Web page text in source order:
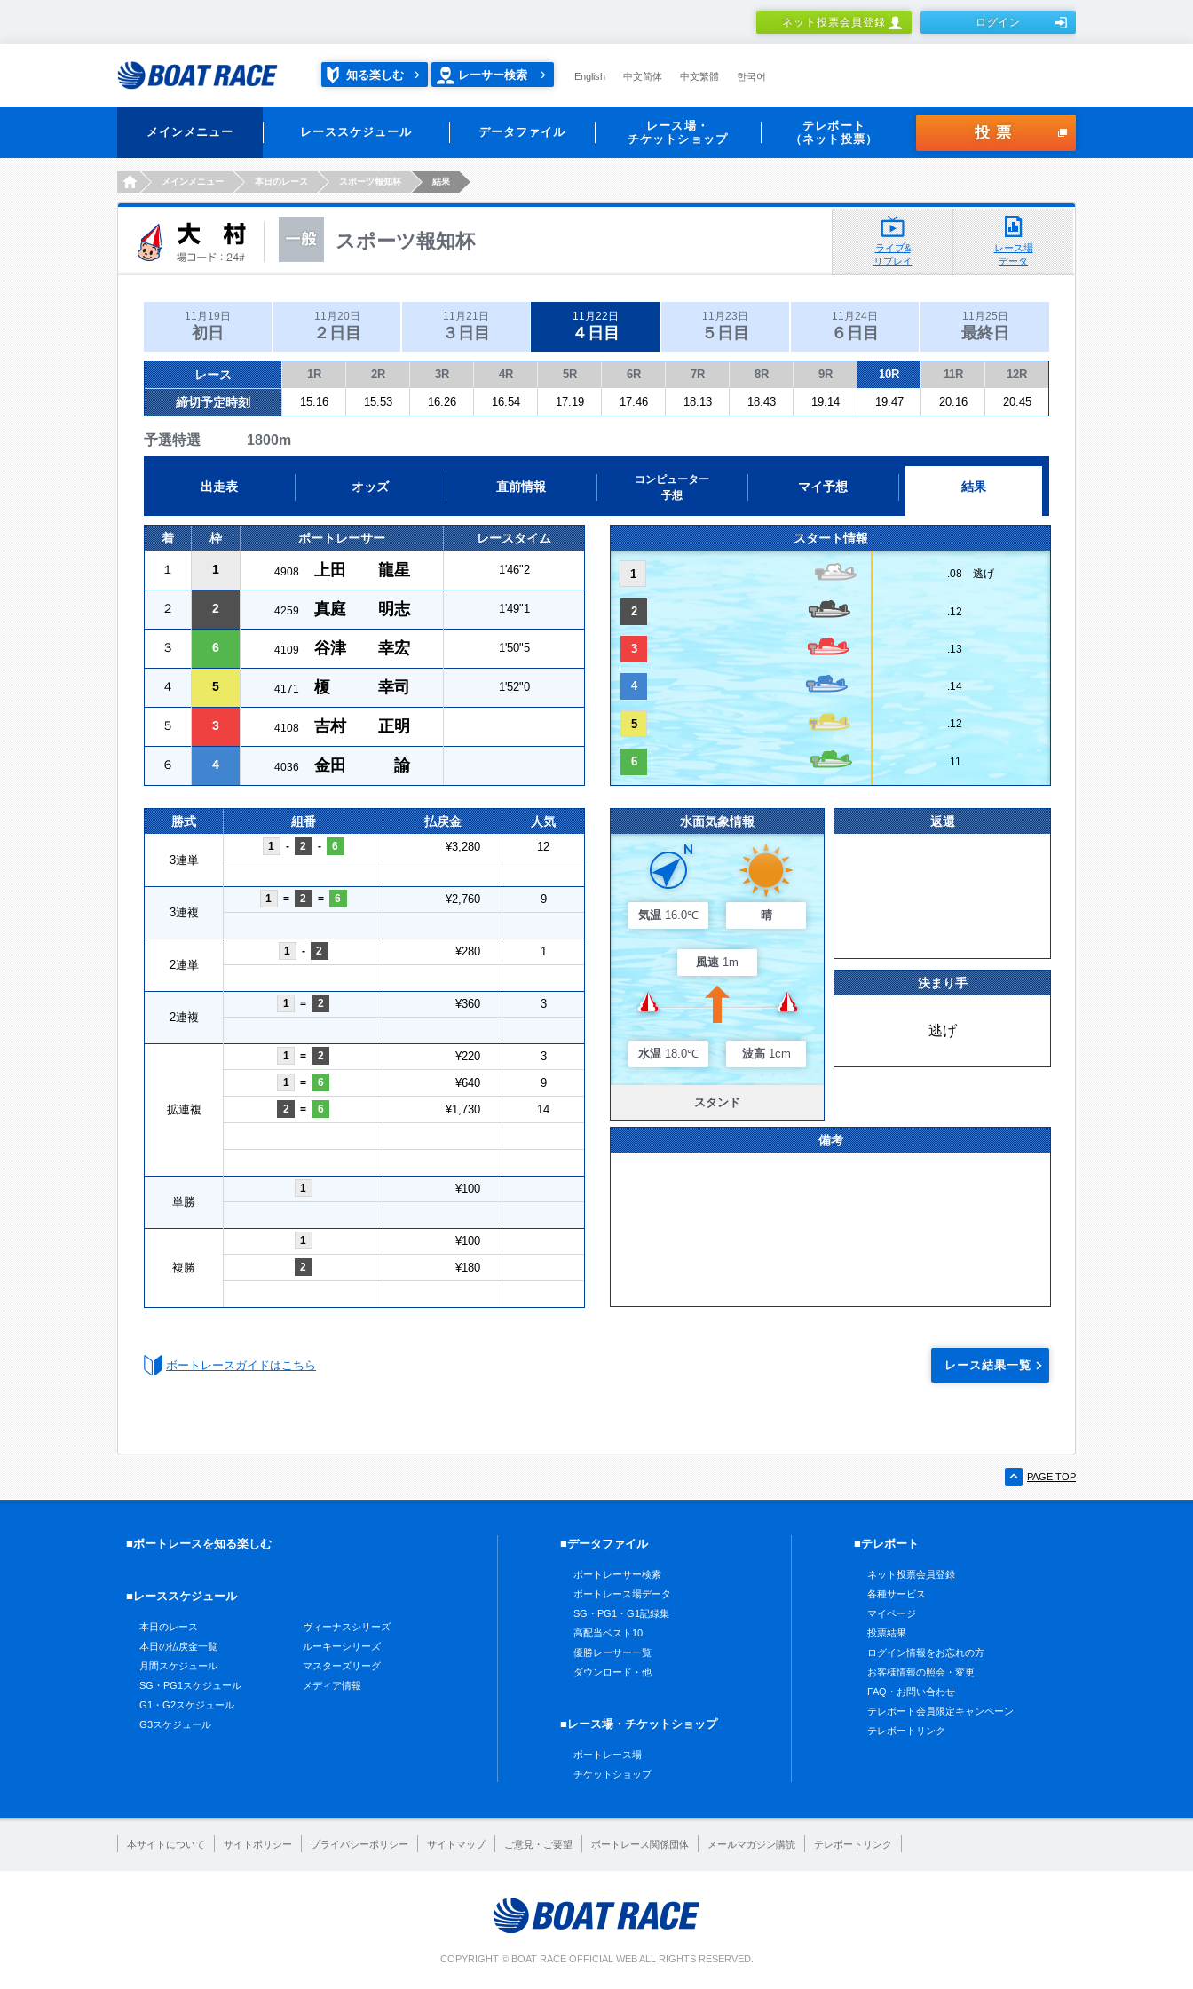
ネット投票会員登録 ログイン
知る楽しむ レーサー検索 English 中文简体 中文繁體 한국어
メインメニュー レーススケジュール データファイル
レース場・
チケットショップ
テレボート
（ネット投票）
投票
HOMEメインメニュー 本日のレース スポーツ報知杯 結果
スポーツ報知杯
ライブ&
リプレイ
レース場
データ
11月19日
初日
11月20日
２日目
11月21日
３日目
11月22日
４日目
11月23日
５日目
11月24日
６日目
11月25日
最終日
レース 1R 2R 3R 4R 5R 6R 7R 8R 9R 10R 11R 12R
締切予定時刻 15:16 15:53 16:26 16:54 17:19 17:46 18:13 18:43 19:14 19:47 20:16 20:45
予選特選 1800m
出走表 オッズ 直前情報
コンピューター
予想
マイ予想 結果
着 枠 ボートレーサー レースタイム
１ 1 4908 上田 龍星 1'46"2
２ 2 4259 真庭 明志 1'49"1
３ 6 4109 谷津 幸宏 1'50"5
４ 5 4171 榎 幸司 1'52"0
５ 3 4108 吉村 正明
６ 4 4036 金田 諭
スタート情報
1 .08 逃げ
2 .12
3 .13
4 .14
5 .12
6 .11
勝式 組番 払戻金 人気
3連単
1 - 2 - 6 ¥3,280 12
3連複
1 = 2 = 6 ¥2,760 9
2連単
1 - 2 ¥280 1
2連複
1 = 2 ¥360 3
拡連複
1 = 2 ¥220 3
1 = 6 ¥640 9
2 = 6 ¥1,730 14
単勝
1 ¥100
複勝
1 ¥100
2 ¥180
水面気象情報
気温 16.0℃ 晴
風速 1m
水温 18.0℃ 波高 1cm
スタンド
返還
決まり手
逃げ
備考
ボートレースガイドはこちら レース結果一覧
PAGE TOP
■ボートレースを知る楽しむ
■レーススケジュール
本日のレース
本日の払戻金一覧
月間スケジュール
SG・PG1スケジュール
G1・G2スケジュール
G3スケジュール
ヴィーナスシリーズ
ルーキーシリーズ
マスターズリーグ
メディア情報
■データファイル
ボートレーサー検索
ボートレース場データ
SG・PG1・G1記録集
高配当ベスト10
優勝レーサー一覧
ダウンロード・他
■レース場・チケットショップ
ボートレース場
チケットショップ
■テレボート
ネット投票会員登録
各種サービス
マイページ
投票結果
ログイン情報をお忘れの方
お客様情報の照会・変更
FAQ・お問い合わせ
テレボート会員限定キャンペーン
テレボートリンク
本サイトについて サイトポリシー プライバシーポリシー サイトマップ ご意見・ご要望 ボートレース関係団体 メールマガジン購読 テレボートリンク
COPYRIGHT © BOAT RACE OFFICIAL WEB ALL RIGHTS RESERVED.